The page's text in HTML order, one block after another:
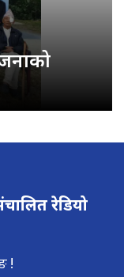
रेडियो
!